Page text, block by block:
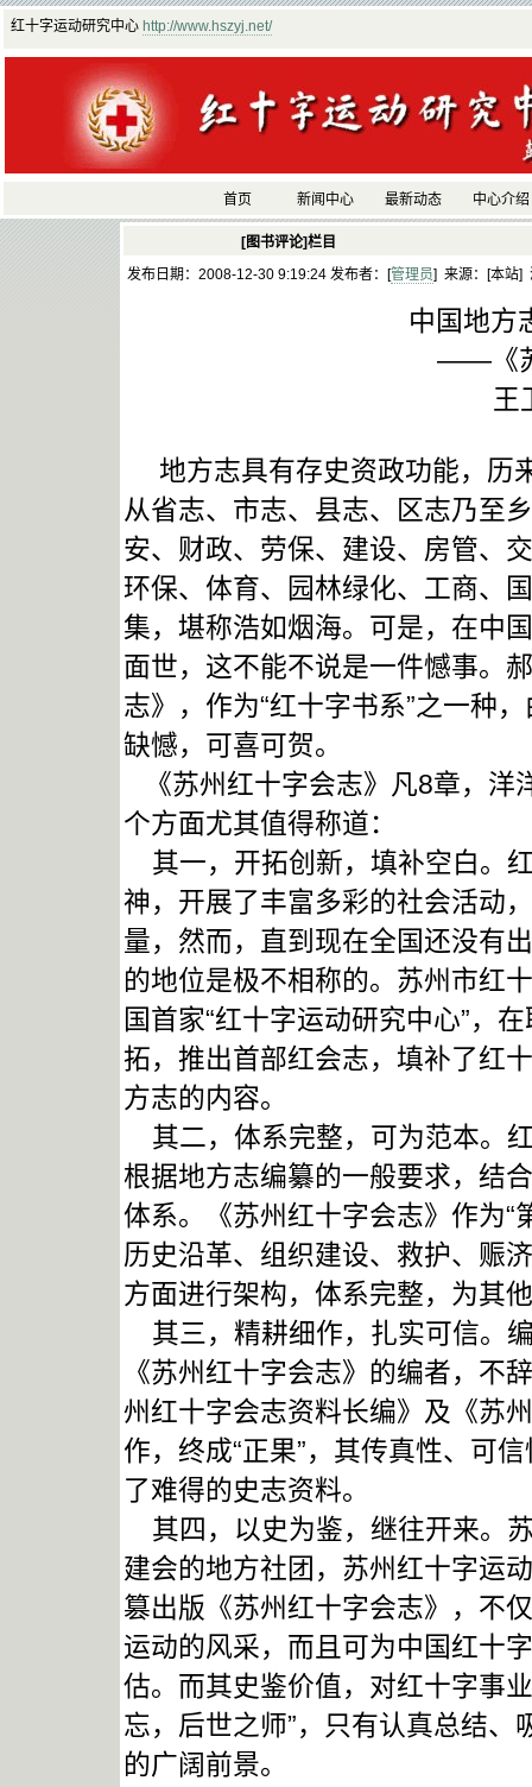
红十字运动研究中心 http://www.hszyj.net/
首页 新闻中心 最新动态 中心介绍
[图书评论]栏目
发布日期：2008-12-30 9:19:24 发布者：[管理员] 来源：[本站]
中国地方
——《苏
王
地方志具有存史资政功能，历
从省志、市志、县志、区志乃至
安、财政、劳保、建设、房管、
环保、体育、园林绿化、工商、
集，堪称浩如烟海。可是，在中
面世，这不能不说是一件憾事。
志》，作为“红十字书系”之一种
缺憾，可喜可贺。
《苏州红十字会志》凡8章，洋
个方面尤其值得称道：
其一，开拓创新，填补空白。
神，开展了丰富多彩的社会活动
量，然而，直到现在全国还没有
的地位是极不相称的。苏州市红
国首家“红十字运动研究中心”，
拓，推出首部红会志，填补了红
方志的内容。
其二，体系完整，可为范本。
根据地方志编纂的一般要求，结
体系。《苏州红十字会志》作为“
历史沿革、组织建设、救护、赈
方面进行架构，体系完整，为其
其三，精耕细作，扎实可信。
《苏州红十字会志》的编者，不
州红十字会志资料长编》及《苏
作，终成“正果”，其传真性、可
了难得的史志资料。
其四，以史为鉴，继往开来。
建会的地方社团，苏州红十字运
篡出版《苏州红十字会志》，不
运动的风采，而且可为中国红十
估。而其史鉴价值，对红十字事
忘，后世之师”，只有认真总结
的广阔前景。